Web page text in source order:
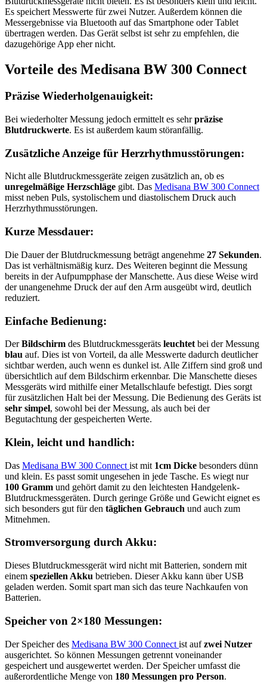
Es speichert Messwerte für zwei Nutzer. Außerdem können die
Messergebnisse via Bluetooth auf das Smartphone oder Tablet
übertragen werden. Das Gerät selbst ist sehr zu empfehlen, die
dazugehörige App eher nicht.
Vorteile des Medisana BW 300 Connect
Präzise Wiederholgenauigkeit:
Bei wiederholter Messung jedoch ermittelt es sehrpräzise
Blutdruckwerte. Es ist außerdem kaum störanfällig.
Zusätzliche Anzeige für Herzrhythmusstörungen:
Nicht alle Blutdruckmessgeräte zeigen zusätzlich an, ob es
unregelmäßige Herzschläge gibt. Das Medisana BW 300 Connect
misst neben Puls, systolischem und diastolischem Druck auch
Herzrhythmusstörungen.
Kurze Messdauer:
Die Dauer der Blutdruckmessung beträgt angenehme 27 Sekunden.
Das ist verhältnismäßig kurz. Des Weiteren beginnt die Messung
bereits in der Aufpumpphase der Manschette. Aus diese Weise wird
der unangenehme Druck der auf den Arm ausgeübt wird, deutlich
reduziert.
Einfache Bedienung:
DerBildschirm des Blutdruckmessgeräts leuchtet bei der Messung
blau auf. Dies ist von Vorteil, da alle Messwerte dadurch deutlicher
sichtbar werden, auch wenn es dunkel ist. Alle Ziffern sind groß und
übersichtlich auf dem Bildschirm erkennbar. Die Manschette dieses
Messgeräts wird mithilfe einer Metallschlaufe befestigt. Dies sorgt
für zusätzlichen Halt bei der Messung. Die Bedienung des Geräts ist
sehr simpel, sowohl bei der Messung, als auch bei der
Begutachtung der gespeicherten Werte.
Klein, leicht und handlich:
Das Medisana BW 300 Connect ist mit 1cm Dicke besonders dünn
und klein. Es passt somit ungesehen in jede Tasche. Es wiegt nur
100 Gramm und gehört damit zu den leichtesten Handgelenk-
Blutdruckmessgeräten. Durch geringe Größe und Gewicht eignet es
sich besonders gut für den täglichen Gebrauch und auch zum
Mitnehmen.
Stromversorgung durch Akku:
Dieses Blutdruckmessgerät wird nicht mit Batterien, sondern mit
einem speziellen Akku betrieben. Dieser Akku kann über USB
geladen werden. Somit spart man sich das teure Nachkaufen von
Batterien.
Speicher von 2×180 Messungen:
Der Speicher des Medisana BW 300 Connect ist aufzwei Nutzer
ausgerichtet. So können Messungen getrennt voneinander
gespeichert und ausgewertet werden. Der Speicher umfasst die
außerordentliche Menge von 180 Messungen pro Person.